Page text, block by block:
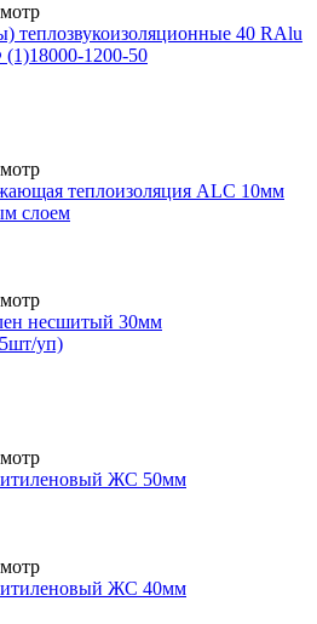
теплозвукоизоляционные 40 RAlu
1200-50
теплоизоляция ALC 10мм
слоем
несшитый 30мм
уп)
ЖС 50мм
ЖС 40мм